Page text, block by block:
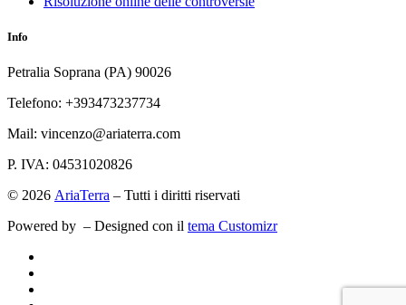
Info
Petralia Soprana (PA) 90026
Telefono: +393473237734
Mail: vincenzo@ariaterra.com
P. IVA: 04531020826
© 2026 AriaTerra – Tutti i diritti riservati
Powered by – Designed con il tema Customizr